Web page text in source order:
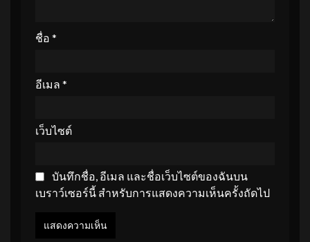
ชื่อ *
อีเมล *
เว็บไซต์
บันทึกชื่อ, อีเมล และชื่อเว็บไซต์ของฉันบน
เบราว์เซอร์นี้ สำหรับการแสดงความเห็นครั้งถัดไป